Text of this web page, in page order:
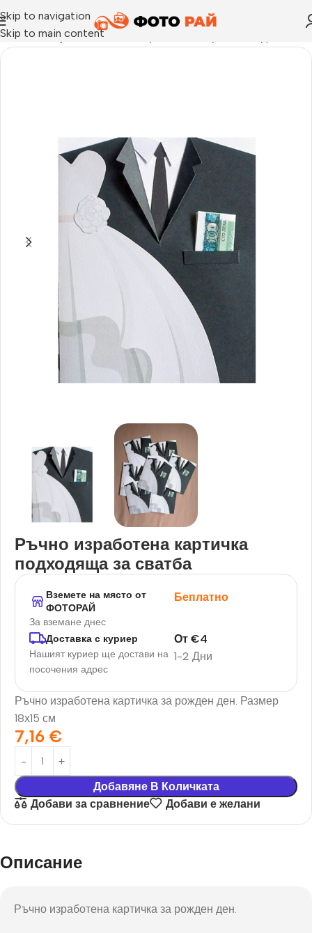
Skip to navigation
Skip to main content
Начало›Картички›Ръчно изработена картичка подходяща
Ръчно изработена картичка
подходяща за сватба
Вземете на място от
ФОТОРАЙ
За вземане днес
Беплатно
Доставка с куриер
Нашият куриер ще достави на
посочения адрес
1-2 Дни
От€4
Ръчно изработена картичка за рожден ден. Размер
18х15 см
7,16 €
Добавяне В Количката
Добави за сравнение
Добави е желани
Описание
Ръчно изработена картичка за рожден ден.